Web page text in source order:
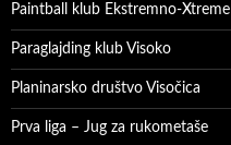
Paintball klub Ekstremno-Xtreme
Paraglajding klub Visoko
Planinarsko društvo Visočica
Prva liga – Jug za rukometaše